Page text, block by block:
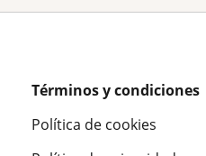
Términos y condiciones
Política de cookies